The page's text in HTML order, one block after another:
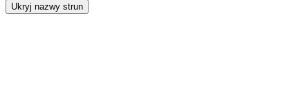
Ukryj nazwy strun